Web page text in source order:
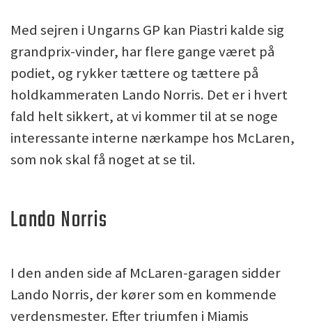
Med sejren i Ungarns GP kan Piastri kalde sig
grandprix-vinder, har flere gange været på
podiet, og rykker tættere og tættere på
holdkammeraten Lando Norris. Det er i hvert
fald helt sikkert, at vi kommer til at se noge
interessante interne nærkampe hos McLaren,
som nok skal få noget at se til.
Lando Norris
I den anden side af McLaren-garagen sidder
Lando Norris, der kører som en kommende
verdensmester. Efter triumfen i Miamis